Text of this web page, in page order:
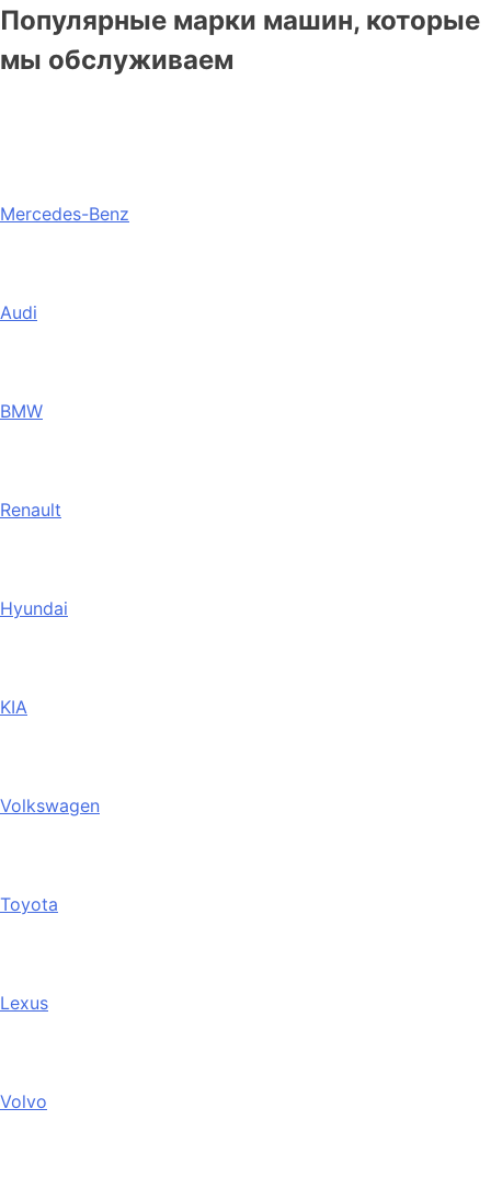
Популярные марки машин, которые
мы обслуживаем
Mercedes-Benz
Audi
BMW
Renault
Hyundai
KIA
Volkswagen
Toyota
Lexus
Volvo